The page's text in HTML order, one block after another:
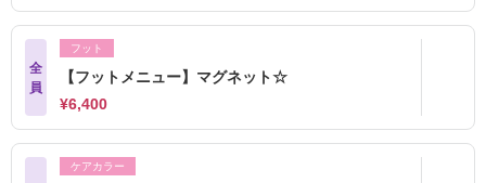
全
員
フット
【フットメニュー】マグネット☆
¥6,400
ケアカラー